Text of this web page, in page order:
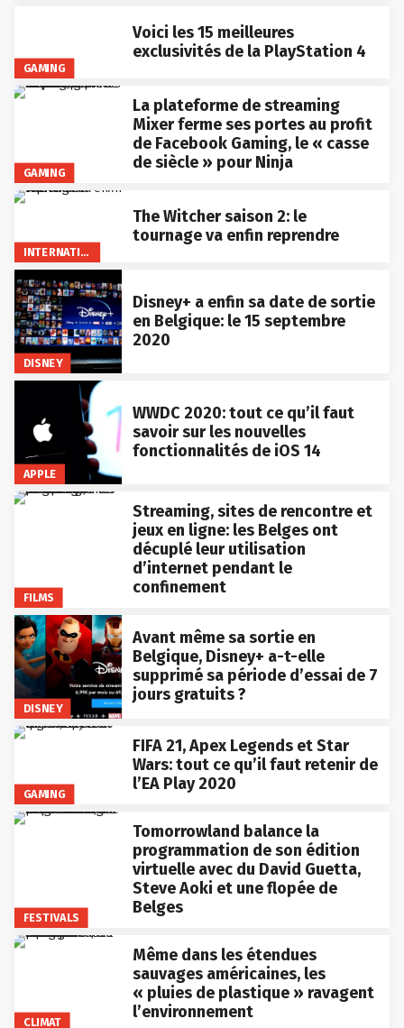
GAMING
Voici les 15 meilleures
exclusivités de la PlayStation 4
GAMING
La plateforme de streaming
Mixer ferme ses portes au profit
de Facebook Gaming, le « casse
de siècle » pour Ninja
The Witcher saison 2: le
tournage va enfin reprendre
DISNEY
Disney+ a enfin sa date de sortie
en Belgique: le 15 septembre
2020
APPLE
WWDC 2020: tout ce qu’il faut
savoir sur les nouvelles
fonctionnalités de iOS 14
FILMS
Streaming, sites de rencontre et
jeux en ligne: les Belges ont
décuplé leur utilisation
d’internet pendant le
confinement
DISNEY
Avant même sa sortie en
Belgique, Disney+ a-t-elle
supprimé sa période d’essai de 7
jours gratuits ?
GAMING
FIFA 21, Apex Legends et Star
Wars: tout ce qu’il faut retenir de
l’EA Play 2020
FESTIVALS
Tomorrowland balance la
programmation de son édition
virtuelle avec du David Guetta,
Steve Aoki et une flopée de
Belges
CLIMAT
Même dans les étendues
sauvages américaines, les
« pluies de plastique » ravagent
l’environnement